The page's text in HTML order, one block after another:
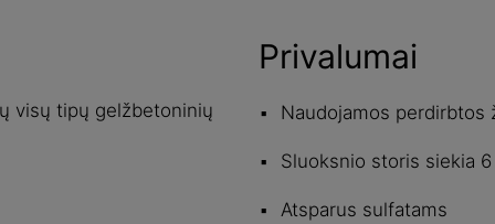
visų tipų gelžbetoninių
Privalumai
Naudojamos perdirbtos
Sluoksnio storis siekia 6
Atsparus sulfatams